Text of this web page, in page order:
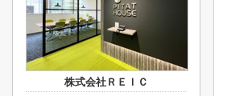
株式会社ＲＥＩＣ